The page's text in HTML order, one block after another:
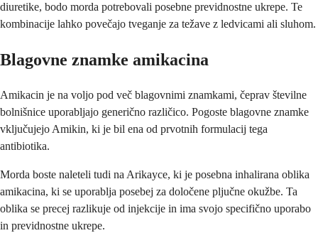
diuretike, bodo morda potrebovali posebne previdnostne ukrepe. Te
kombinacije lahko povečajo tveganje za težave z ledvicami ali sluhom.
Blagovne znamke amikacina
Amikacin je na voljo pod več blagovnimi znamkami, čeprav številne
bolnišnice uporabljajo generično različico. Pogoste blagovne znamke
vključujejo Amikin, ki je bil ena od prvotnih formulacij tega
antibiotika.
Morda boste naleteli tudi na Arikayce, ki je posebna inhalirana oblika
amikacina, ki se uporablja posebej za določene pljučne okužbe. Ta
oblika se precej razlikuje od injekcije in ima svojo specifično uporabo
in previdnostne ukrepe.